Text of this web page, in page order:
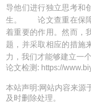
导他们进行独立思考和
生。 论文查重在保障
着重要的作用。然而，
题，并采取相应的措施
力，我们才能够建立一
论文检测: https://
本站声明:网站内容来源
及时删除处理。